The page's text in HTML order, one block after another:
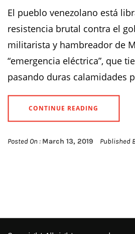
El pueblo venezolano está
resistencia brutal contra el
militarista y hambreador de
“emergencia eléctrica”, que
pasando duras calamidades
CONTINUE READING
Posted On : March 13, 2019 Published